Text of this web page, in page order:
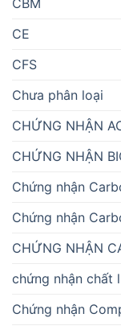
CBM
CE
CFS
Chưa phân loại
CHỨNG NHẬN
CHỨNG NHẬN
Chứng nhận
Chứng nhận
CHỨNG NHẬN
chứng nhận chất
Chứng nhận